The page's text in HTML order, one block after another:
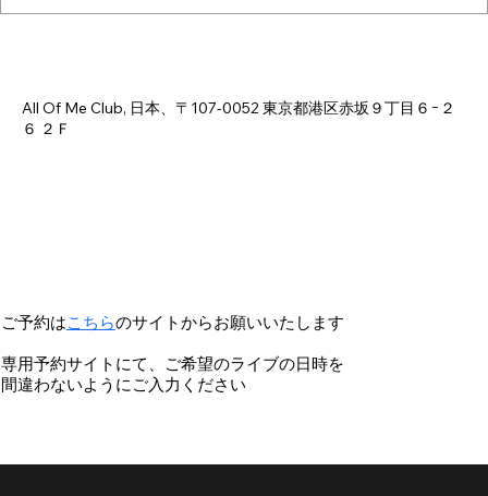
ご予約はこちらのサイトからお願いいたします
専用予約サイトにて、ご希望のライブの日時を
間違わないようにご入力ください
All Of Me Club, 日本、〒107-0052 東京都港区赤坂９丁目６−２
６ ２Ｆ